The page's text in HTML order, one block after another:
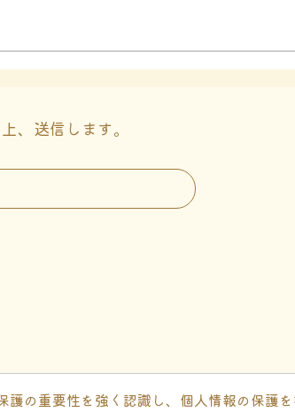
、送信します。
の重要性を強く認識し、個人情報の保護